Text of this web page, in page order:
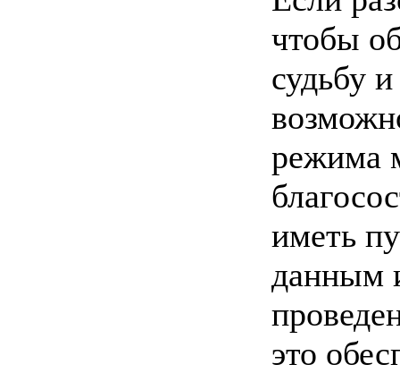
чтобы
судьбу
режима
иметь
данным
это